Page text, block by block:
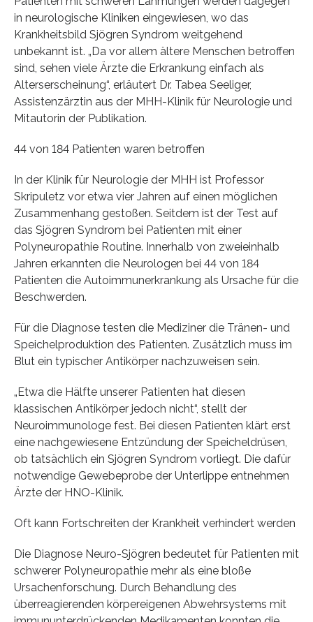
in neurologische Kliniken eingewiesen, wo das
Krankheitsbild Sjögren Syndrom weitgehend
unbekannt ist. „Da vor allem ältere Menschen betroffen
sind, sehen viele Ärzte die Erkrankung einfach als
Alterserscheinung“, erläutert Dr. Tabea Seeliger,
Assistenzärztin aus der MHH-Klinik für Neurologie und
Mitautorin der Publikation.
44 von 184 Patienten waren betroffen
In der Klinik für Neurologie der MHH ist Professor
Skripuletz vor etwa vier Jahren auf einen möglichen
Zusammenhang gestoßen. Seitdem ist der Test auf
das Sjögren Syndrom bei Patienten mit einer
Polyneuropathie Routine. Innerhalb von zweieinhalb
Jahren erkannten die Neurologen bei 44 von 184
Patienten die Autoimmunerkrankung als Ursache für die
Beschwerden.
Für die Diagnose testen die Mediziner die Tränen- und
Speichelproduktion des Patienten. Zusätzlich muss im
Blut ein typischer Antikörper nachzuweisen sein.
„Etwa die Hälfte unserer Patienten hat diesen
klassischen Antikörper jedoch nicht“, stellt der
Neuroimmunologe fest. Bei diesen Patienten klärt erst
eine nachgewiesene Entzündung der Speicheldrüsen,
ob tatsächlich ein Sjögren Syndrom vorliegt. Die dafür
notwendige Gewebeprobe der Unterlippe entnehmen
Ärzte der HNO-Klinik.
Oft kann Fortschreiten der Krankheit verhindert werden
Die Diagnose Neuro-Sjögren bedeutet für Patienten mit
schwerer Polyneuropathie mehr als eine bloße
Ursachenforschung. Durch Behandlung des
überreagierenden körpereigenen Abwehrsystems mit